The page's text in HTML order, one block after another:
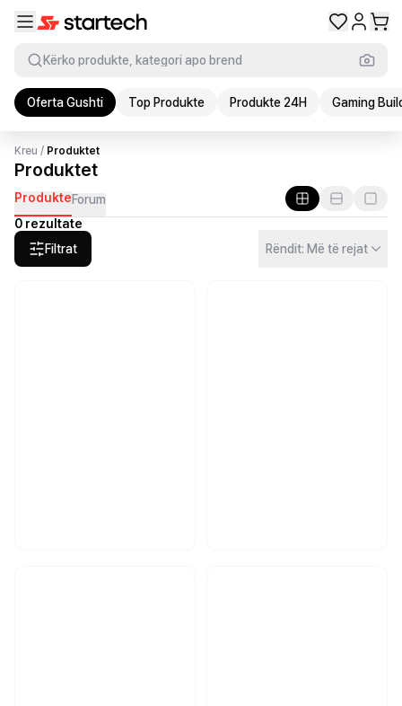
Kërko produkte, kategori apo brend
Oferta Gushti Top Produkte Produkte 24H Gaming
Kreu / Produktet
Produktet
ProdukteForum
0 rezultate
Filtrat
Rëndit: Më të rejat